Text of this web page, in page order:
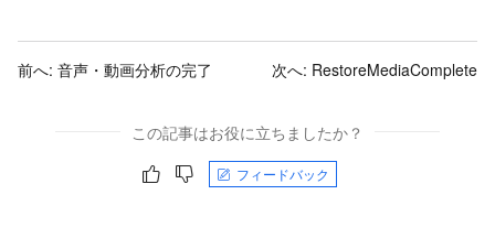
前へ: 音声・動画分析の完了 次へ: RestoreMediaComplete
この記事はお役に立ちましたか？
フィードバック